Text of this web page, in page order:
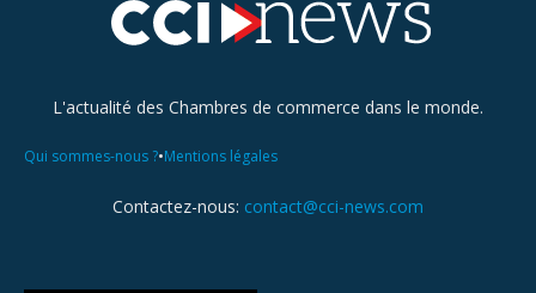
L'actualité des Chambres de commerce dans le monde.
Qui sommes-nous ?•Mentions légales
Contactez-nous: contact@cci-news.com